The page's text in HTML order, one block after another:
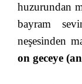
huzurundan
bayram
neşesinden
on geceye